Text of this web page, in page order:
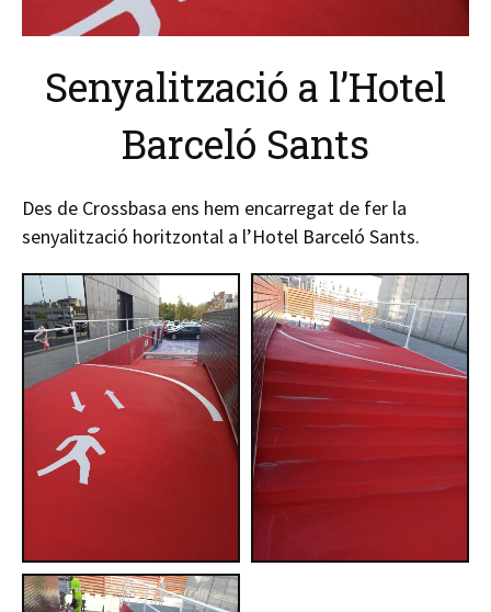
Senyalització a l’Hotel
Barceló Sants
Des de Crossbasa ens hem encarregat de fer la
senyalització horitzontal a l’Hotel Barceló Sants.